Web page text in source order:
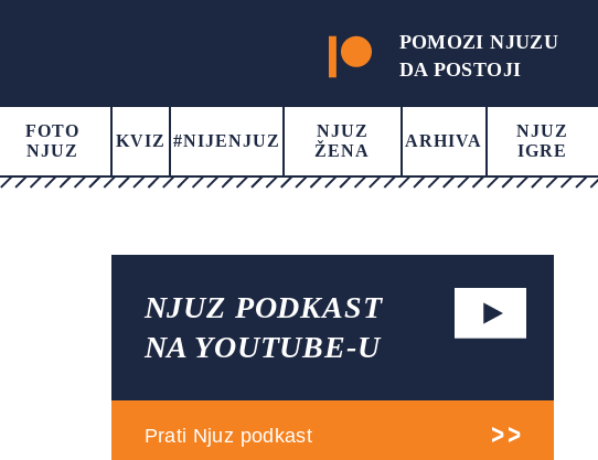
POMOZI NJUZU
DA POSTOJI
FOTO
NJUZ
KVIZ #NIJENJUZ
NJUZ
ŽENA
ARHIVA
NJUZ
IGRE
NJUZ PODKAST
NA YOUTUBE-U
Prati Njuz podkast